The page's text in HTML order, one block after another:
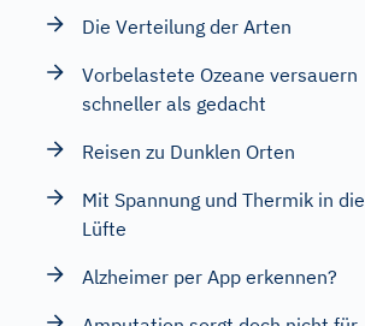
Die Verteilung der Arten
Vorbelastete Ozeane versauern
schneller als gedacht
Reisen zu Dunklen Orten
Mit Spannung und Thermik in die
Lüfte
Alzheimer per App erkennen?